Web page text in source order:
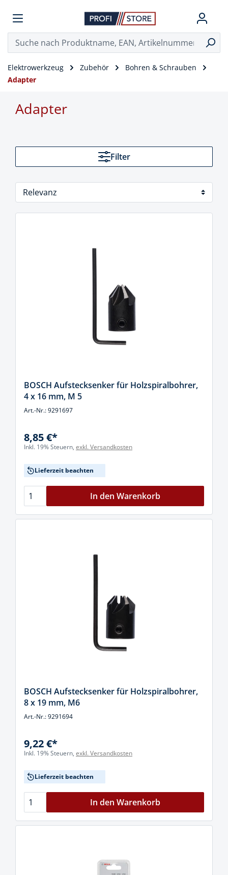
Elektrowerkzeug Zubehör
Bohren & Schrauben
Adapter
Adapter
Filter
BOSCH Aufstecksenker für Holzspiralbohrer,
4 x 16 mm, M 5
Art.-Nr.: 9291697
8,85 €*
Inkl. 19% Steuern, exkl. Versandkosten
Lieferzeit beachten
In den Warenkorb
BOSCH Aufstecksenker für Holzspiralbohrer,
8 x 19 mm, M6
Art.-Nr.: 9291694
9,22 €*
Inkl. 19% Steuern, exkl. Versandkosten
Lieferzeit beachten
In den Warenkorb